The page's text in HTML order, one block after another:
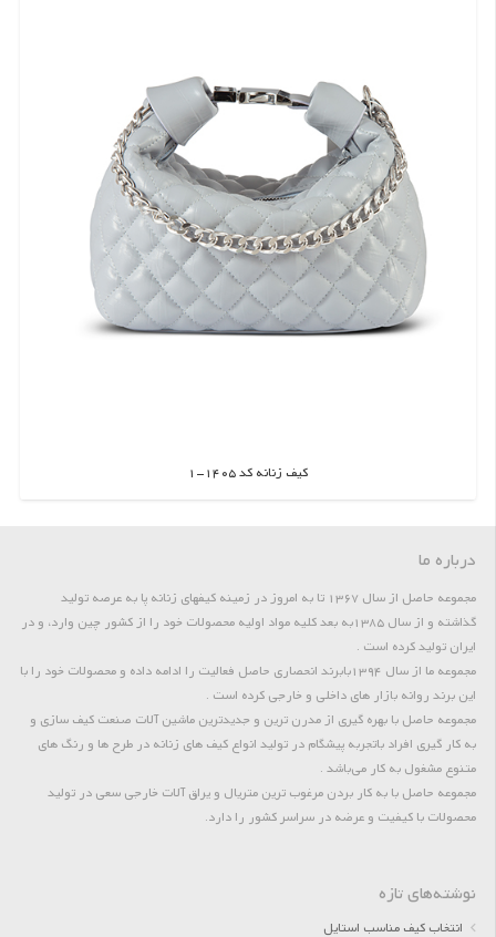
کیف زنانه کد 1405-1
اطلاعات بیشتر
درباره ما
مجموعه حاصل از سال 1367 تا به امروز در زمینه کیفهای زنانه پا به عرصه تولید
گذاشته و از سال 1385به بعد کلیه مواد اولیه محصولات خود را از کشور چین وارد، و در
ایران تولید کرده است .
مجموعه ما از سال 1394بابرند انحصاری حاصل فعالیت را ادامه داده و محصولات خود را با
این برند روانه بازار های داخلی و خارجی کرده است .
مجموعه حاصل با بهره گیری از مدرن ترین و جدیدترین ماشین آلات صنعت کیف سازی و
به کار گیری افراد باتجربه پیشگام در تولید انواع کیف های زنانه در طرح ها و رنگ های
متنوع مشغول به کار می‌باشد .
مجموعه حاصل با به کار بردن مرغوب ترین متریال و یراق آلات خارجی سعی در تولید
محصولات با کیفیت و عرضه در سراسر کشور را دارد.
نوشته‌های تازه
انتخاب کیف مناسب استایل